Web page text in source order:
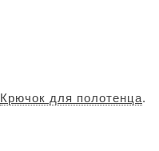
Крючок для полотенца.